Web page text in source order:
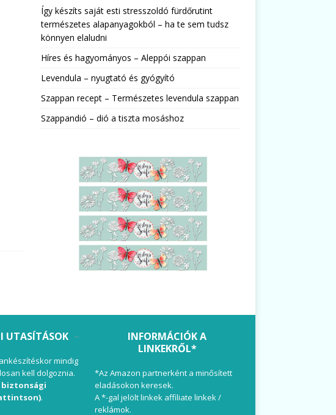
Így készíts saját esti stresszoldó fürdőrutint
természetes alapanyagokból – ha te sem tudsz
könnyen elaludni
Híres és hagyományos – Aleppói szappan
Levendula – nyugtató és gyógyító
Szappan recept – Természetes levendula szappan
Szappandió – dió a tiszta mosáshoz
UTASÍTÁSOK
mindig
kell dolgoznia.
biztonsági
.
INFORMÁCIÓK A
LINKEKRŐL*
*Az Amazon partnerként a minősített
eladásokon keresek.
A *-gal jelölt linkek affiliate linkek /
reklámok.